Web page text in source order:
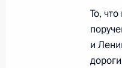
1
То,
и